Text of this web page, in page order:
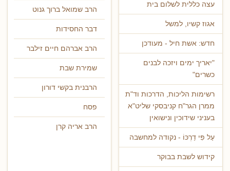
עצה כללית לשלום בית
אגוז קשיו, למשל
חדש: אשת חיל - מעודכן
"יאריך ימים ויזכה לבנים
כשרים"
רשימות הליכות, הדרכות וד"ת
ממרן הגר"ח קניבסקי שליט"א
בעניני שידוכין ונישואין
עַל פִּי דַרְכּוֹ - נקודה למחשבה
קידוש לשבת בבוקר
הרב שמואל ברוך גנוט
דבר החסידות
הרב אברהם חיים זילבר
שמירת שבת
הרבנית בקשי דורון
פסח
הרב אריה קרן